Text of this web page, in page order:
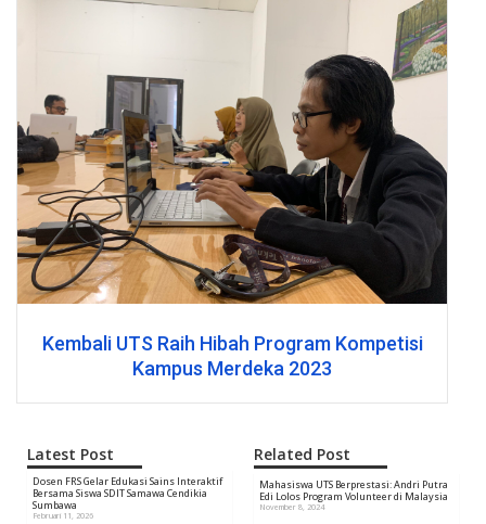
Kembali UTS Raih Hibah Program Kompetisi
Kampus Merdeka 2023
Latest Post
Dosen FRS Gelar Edukasi Sains Interaktif
Bersama Siswa SDIT Samawa Cendikia
Sumbawa
Februari 11, 2026
Related Post
Mahasiswa UTS Berprestasi: Andri Putra
Edi Lolos Program Volunteer di Malaysia
November 8, 2024